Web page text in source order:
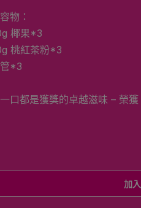
物：
椰果*3
桃紅茶粉*3
*3
口都是獲獎的卓越滋味 – 榮
加